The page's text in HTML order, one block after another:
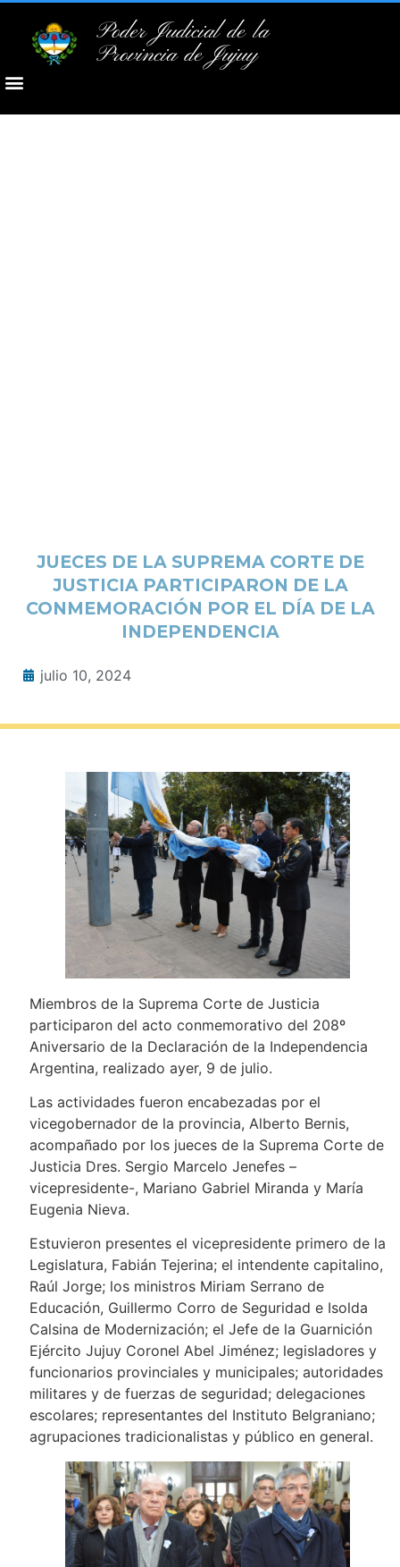
Poder Judicial de la
Provincia de Jujuy
JUECES DE LA SUPREMA CORTE DE
JUSTICIA PARTICIPARON DE LA
CONMEMORACIÓN POR EL DÍA DE LA
INDEPENDENCIA
julio 10, 2024
Miembros de la Suprema Corte de Justicia
participaron del acto conmemorativo del 208º
Aniversario de la Declaración de la Independencia
Argentina, realizado ayer, 9 de julio.
Las actividades fueron encabezadas por el
vicegobernador de la provincia, Alberto Bernis,
acompañado por los jueces de la Suprema Corte de
Justicia Dres. Sergio Marcelo Jenefes –
vicepresidente-, Mariano Gabriel Miranda y María
Eugenia Nieva.
Estuvieron presentes el vicepresidente primero de la
Legislatura, Fabián Tejerina; el intendente capitalino,
Raúl Jorge; los ministros Miriam Serrano de
Educación, Guillermo Corro de Seguridad e Isolda
Calsina de Modernización; el Jefe de la Guarnición
Ejército Jujuy Coronel Abel Jiménez; legisladores y
funcionarios provinciales y municipales; autoridades
militares y de fuerzas de seguridad; delegaciones
escolares; representantes del Instituto Belgraniano;
agrupaciones tradicionalistas y público en general.